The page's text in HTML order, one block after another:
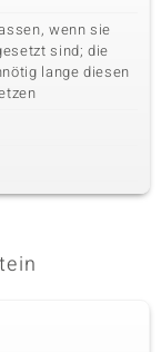
wenn sie
sind; die
lange diesen